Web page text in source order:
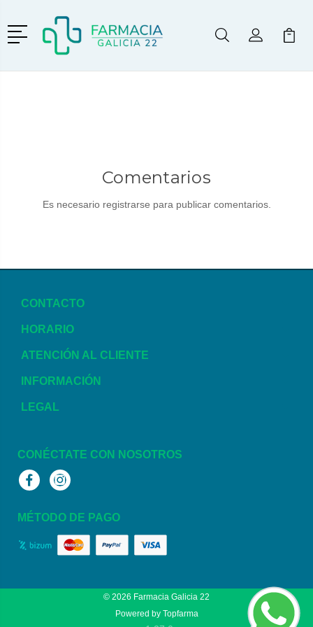
Menú
BuscarMi Cuenta
Mi
Comentarios
Es necesario registrarse para publicar comentarios.
CONTACTO
HORARIO
ATENCIÓN AL CLIENTE
INFORMACIÓN
LEGAL
CONÉCTATE CON NOSOTROS
FacebookInstagram
MÉTODO DE PAGO
© 2026 Farmacia Galicia 22
Powered by Topfarma